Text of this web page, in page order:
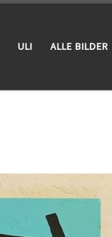
ULI ALLE BILDER